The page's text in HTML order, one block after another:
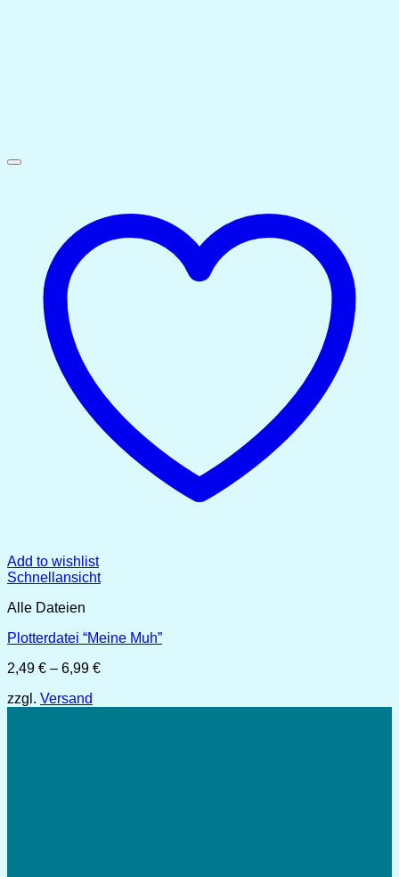
Add to wishlist
Schnellansicht
Alle Dateien
Plotterdatei “Meine Muh”
2,49 € – 6,99 €Preisspanne:
zzgl. Versand